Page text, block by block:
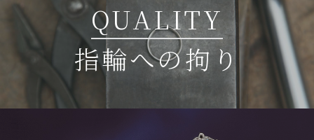
QUALITY
指輪への拘り